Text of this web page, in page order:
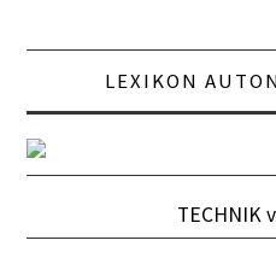
LEXIKON
TECHNIK